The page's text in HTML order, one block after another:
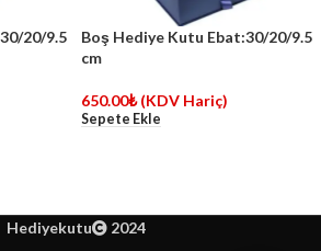
20/9.5
Boş Hediye Kutu Ebat:30/20/9.5
cm
650.00₺ (KDV Hariç)
Sepete Ekle
Hediyekutu 2024